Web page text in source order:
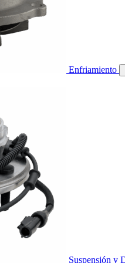
Enfriamiento
Suspensión y